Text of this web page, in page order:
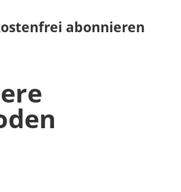
abonnieren